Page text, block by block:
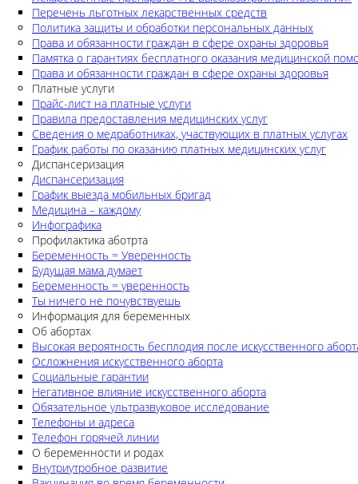
Перечень льготных лекарственных средств
Политика защиты и обработки персональных данных
Права и обязанности граждан в сфере охраны здоровья
Памятка о гарантиях бесплатного оказания медицинской
Права и обязанности граждан в сфере охраны здоровья
Платные услуги
Прайс-лист на платные услуги
Правила предоставления медицинских услуг
Сведения о медработниках, участвующих в платных услугах
График работы по оказанию платных медицинских услуг
Диспансеризация
Диспансеризация
График выезда мобильных бригад
Медицина – каждому
Инфографика
Профилактика аботрта
Беременность = Уверенность
Будущая мама думает
Беременность = уверенность
Ты ничего не почувствуешь
Информация для беременных
Об абортах
Высокая вероятность бесплодия после искусственного
Осложнения искусственного аборта
Социальные гарантии
Негативное влияние искусственного аборта
Обязательное ультразвуковое исследование
Телефоны и адреса
Телефон горячей линии
О беременности и родах
Внутриутробное развитие